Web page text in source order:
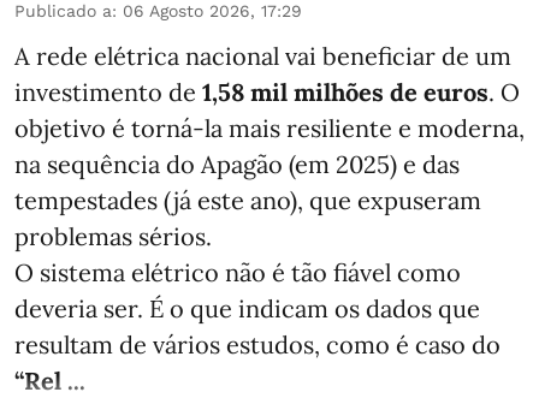
Publicado a: 06 Agosto 2026, 17:29
A rede elétrica nacional vai beneficiar de um
investimento de 1,58 mil milhões de euros. O
objetivo é torná-la mais resiliente e moderna,
na sequência do Apagão (em 2025) e das
tempestades (já este ano), que expuseram
problemas sérios.
O sistema elétrico não é tão fiável como
deveria ser. É o que indicam os dados que
resultam de vários estudos, como é caso do
“Rel ...